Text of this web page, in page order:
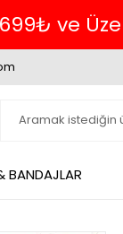
ve
BANDAJLAR